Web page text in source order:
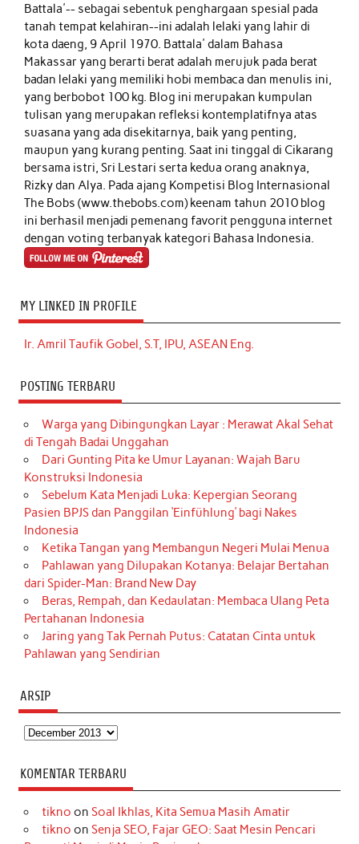
Battala'-- sebagai sebentuk penghargaan spesial pada
tanah tempat kelahiran--ini adalah lelaki yang lahir di
kota daeng, 9 April 1970. Battala' dalam Bahasa
Makassar yang berarti berat adalah merujuk pada berat
badan lelaki yang memiliki hobi membaca dan menulis ini,
yang berbobot 100 kg. Blog ini merupakan kumpulan
tulisan yang merupakan refleksi kontemplatifnya atas
suasana yang ada disekitarnya, baik yang penting,
maupun yang kurang penting. Saat ini tinggal di Cikarang
bersama istri, Sri Lestari serta kedua orang anaknya,
Rizky dan Alya. Pada ajang Kompetisi Blog Internasional
The Bobs (www.thebobs.com) keenam tahun 2010 blog
ini berhasil menjadi pemenang favorit pengguna internet
dengan voting terbanyak kategori Bahasa Indonesia.
MY LINKED IN PROFILE
Ir. Amril Taufik Gobel, S.T, IPU, ASEAN Eng.
POSTING TERBARU
Warga yang Dibingungkan Layar : Merawat Akal Sehat
di Tengah Badai Unggahan
Dari Gunting Pita ke Umur Layanan: Wajah Baru
Konstruksi Indonesia
Sebelum Kata Menjadi Luka: Kepergian Seorang
Pasien BPJS dan Panggilan ‘Einfühlung’ bagi Nakes
Indonesia
Ketika Tangan yang Membangun Negeri Mulai Menua
Pahlawan yang Dilupakan Kotanya: Belajar Bertahan
dari Spider-Man: Brand New Day
Beras, Rempah, dan Kedaulatan: Membaca Ulang Peta
Pertahanan Indonesia
Jaring yang Tak Pernah Putus: Catatan Cinta untuk
Pahlawan yang Sendirian
ARSIP
Arsip
KOMENTAR TERBARU
tikno on Soal Ikhlas, Kita Semua Masih Amatir
tikno on Senja SEO, Fajar GEO: Saat Mesin Pencari